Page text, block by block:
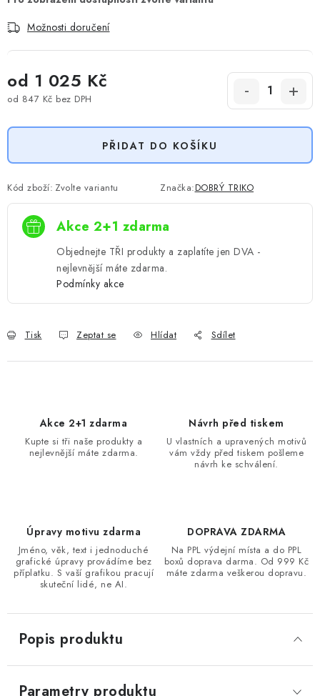
Možnosti doručení
od 1 025 Kč
od 847 Kč bez DPH
PŘIDAT DO KOŠÍKU
Kód zboží: Zvolte variantu Značka:DOBRÝ TRIKO
Akce 2+1 zdarma
Objednejte TŘI produkty a zaplatíte jen DVA -
nejlevnější máte zdarma.
Podmínky akce
Tisk Zeptat se Hlídat Sdílet
Akce 2+1 zdarma
Kupte si tři naše produkty a
nejlevnější máte zdarma.
Návrh před tiskem
U vlastních a upravených motivů
vám vždy před tiskem pošleme
návrh ke schválení.
Úpravy motivu zdarma
Jméno, věk, text i jednoduché
grafické úpravy provádíme bez
příplatku. S vaší grafikou pracují
skuteční lidé, ne AI.
DOPRAVA ZDARMA
Na PPL výdejní místa a do PPL
boxů doprava darma. Od 999 Kč
máte zdarma veškerou dopravu.
Popis produktu
Parametry produktu